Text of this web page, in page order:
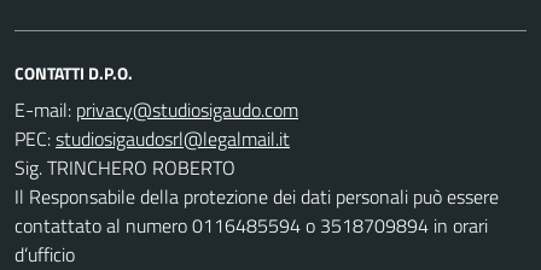
CONTATTI D.P.O.
E-mail:
PEC:
Sig. TRINCHERO ROBERTO
Il Responsabile della protezione dei dati personali può essere
contattato al numero 0116485594 o 3518709894 in orari
d’ufficio